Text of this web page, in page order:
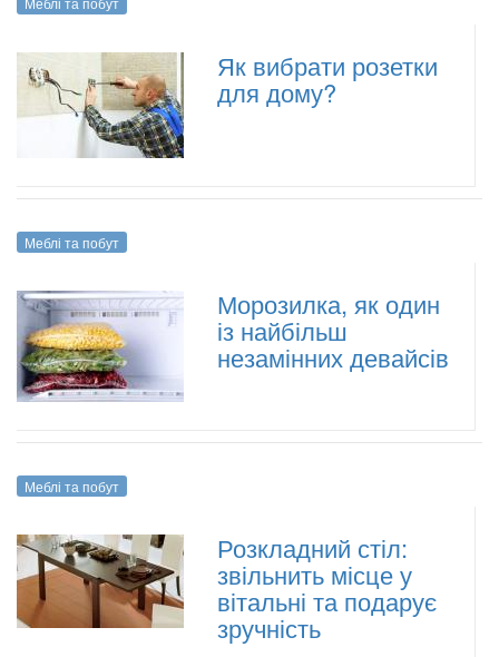
Як вибрати розетки
для дому?
Меблі та побут
Морозилка, як один
із найбільш
незамінних девайсів
Меблі та побут
Розкладний стіл:
звільнить місце у
вітальні та подарує
зручність